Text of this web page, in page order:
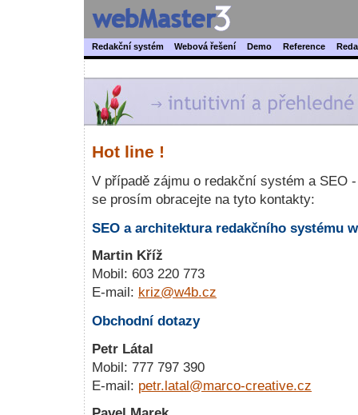
Hot line !
V případě zájmu o redakční systém a SEO
se prosím obracejte na tyto kontakty:
SEO a architektura redakčního systému
Martin Kříž
Mobil: 603 220 773
E-mail: kriz@w4b.cz
Obchodní dotazy
Petr Látal
Mobil: 777 797 390
E-mail: petr.latal@marco-creative.cz
Redakční systém Webová řešení Demo Reference